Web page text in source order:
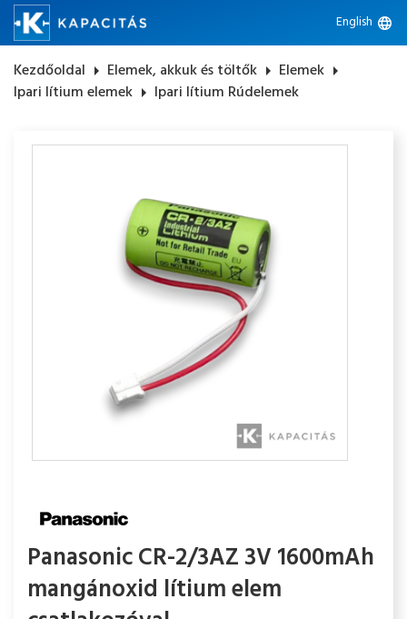
English language
Kezdőoldal arrow_right Elemek, akkuk és töltők arrow_right Elemek arrow_right
Ipari lítium elemek arrow_right Ipari lítium Rúdelemek
Panasonic CR-2/3AZ 3V 1600mAh
mangánoxid lítium elem